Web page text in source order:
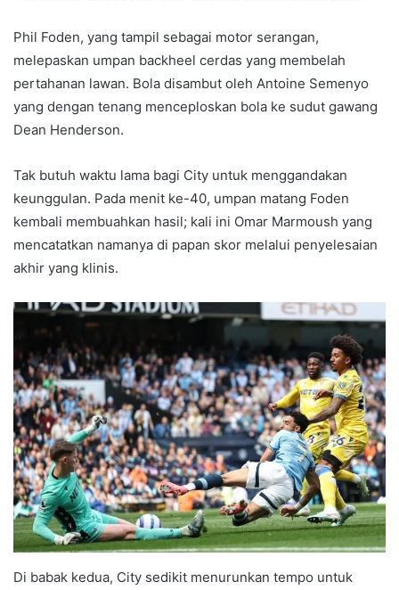
Phil Foden, yang tampil sebagai motor serangan,
melepaskan umpan backheel cerdas yang membelah
pertahanan lawan. Bola disambut oleh Antoine Semenyo
yang dengan tenang menceploskan bola ke sudut gawang
Dean Henderson.
Tak butuh waktu lama bagi City untuk menggandakan
keunggulan. Pada menit ke-40, umpan matang Foden
kembali membuahkan hasil; kali ini Omar Marmoush yang
mencatatkan namanya di papan skor melalui penyelesaian
akhir yang klinis.
Di babak kedua, City sedikit menurunkan tempo untuk